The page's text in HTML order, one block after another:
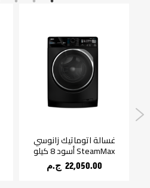
غسالة اتوماتيك زانوسي
SteamMax أسود 8 كيلو
22,050.00 ج.م‏